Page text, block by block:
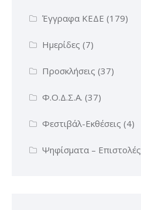
Έγγραφα ΚΕΔΕ (179)
Ημερίδες (7)
Προσκλήσεις (37)
Φ.Ο.Δ.Σ.Α. (37)
Φεστιβάλ-Εκθέσεις (4)
Ψηφίσματα – Επιστολές